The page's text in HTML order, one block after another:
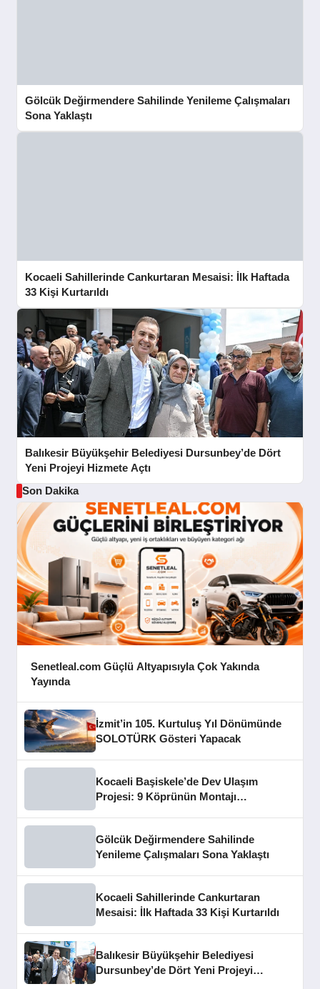
Gölcük Değirmendere Sahilinde Yenileme Çalışmaları
Sona Yaklaştı
Kocaeli Sahillerinde Cankurtaran Mesaisi: İlk Haftada
33 Kişi Kurtarıldı
Balıkesir Büyükşehir Belediyesi Dursunbey’de Dört
Yeni Projeyi Hizmete Açtı
Son Dakika
Senetleal.com Güçlü Altyapısıyla Çok Yakında
Yayında
İzmit’in 105. Kurtuluş Yıl Dönümünde
SOLOTÜRK Gösteri Yapacak
Kocaeli Başiskele’de Dev Ulaşım
Projesi: 9 Köprünün Montajı
Gölcük Değirmendere Sahilinde
Yenileme Çalışmaları Sona Yaklaştı
Kocaeli Sahillerinde Cankurtaran
Mesaisi: İlk Haftada 33 Kişi Kurtarıldı
Balıkesir Büyükşehir Belediyesi
Dursunbey’de Dört Yeni Projeyi